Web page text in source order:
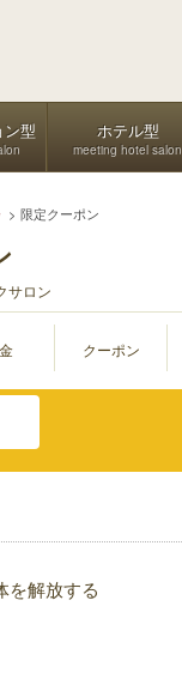
型 ホテル型
meeting hotel salon
限定クーポン
サロン
クーポン
を解放する